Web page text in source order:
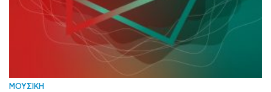
ΜΟΥΣΙΚΗ